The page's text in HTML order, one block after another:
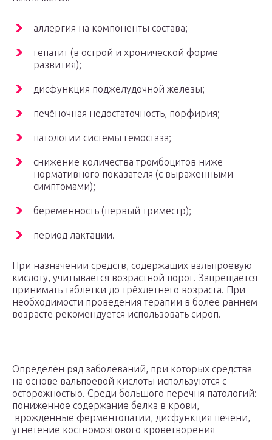
аллергия на компоненты состава;
гепатит (в острой и хронической форме
развития);
дисфункция поджелудочной железы;
печёночная недостаточность, порфирия;
патологии системы гемостаза;
снижение количества тромбоцитов ниже
нормативного показателя (с выраженными
симптомами);
беременность (первый триместр);
период лактации.
При назначении средств, содержащих вальпроевую
кислоту, учитывается возрастной порог. Запрещается
принимать таблетки до трёхлетнего возраста. При
необходимости проведения терапии в более раннем
возрасте рекомендуется использовать сироп.
Определён ряд заболеваний, при которых средства
на основе вальпоевой кислоты используются с
осторожностью. Среди большого перечня патологий:
пониженное содержание белка в крови,
врожденные ферментопатии, дисфункция печени,
угнетение костномозгового кроветворения